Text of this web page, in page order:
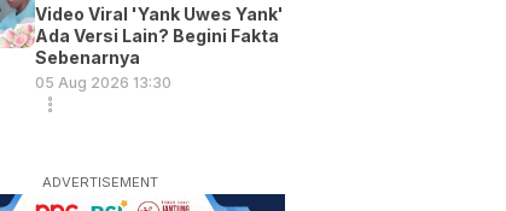
Video Viral 'Yank Uwes Yank'
Ada Versi Lain? Begini Fakta
Sebenarnya
05 Aug 2026 13:30
ADVERTISEMENT